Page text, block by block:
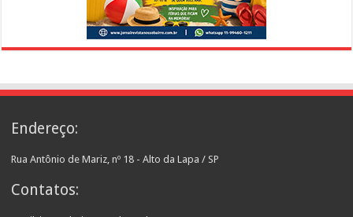
Endereço:
Rua Antônio de Mariz, nº 18 - Alto da Lapa / SP
Contatos: